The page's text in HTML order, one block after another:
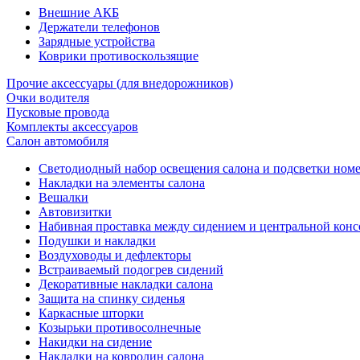
Внешние АКБ
Держатели телефонов
Зарядные устройства
Коврики противоскользящие
Прочие аксессуары (для внедорожников)
Очки водителя
Пусковые провода
Комплекты аксессуаров
Салон автомобиля
Светодиодный набор освещения салона и подсветки
Накладки на элементы салона
Вешалки
Автовизитки
Набивная проставка между сидением и центральной
Подушки и накладки
Воздуховоды и дефлекторы
Встраиваемый подогрев сидений
Декоративные накладки салона
Защита на спинку сиденья
Каркасные шторки
Козырьки противосолнечные
Накидки на сидение
Накладки на ковролин салона